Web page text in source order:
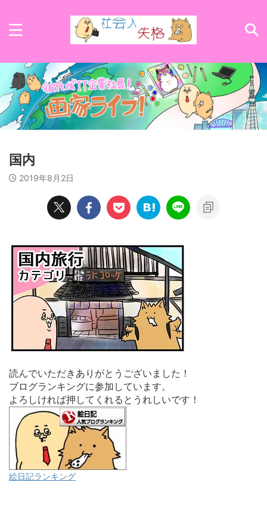
国内
2019年8月2日
読んでいただきありがとうございました！
ブログランキングに参加しています。
よろしければ押してくれるとうれしいです！
絵日記ランキング